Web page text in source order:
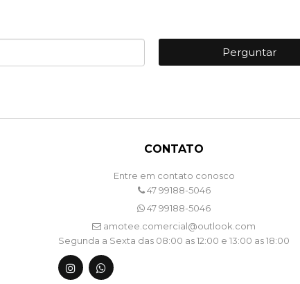
Perguntar
CONTATO
Entre em contato conosco
47 99188-5046
47 99188-5046
amotee.comercial@outlook.com
Segunda a Sexta das 08:00 as 12:00 e 13:00 as 18:00